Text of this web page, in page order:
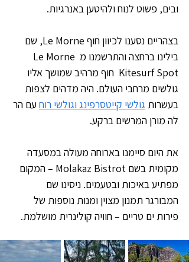
ובים, פשוט לנוח ולהיטען באנרגיות.
בצהריים נסענו לכיוון חוף Le Morne, שם
בילינו ברחצה והתרשמנו מ Le Morne
Kitesurf Spot  חוף מרהיב שמושך אליו
גולשים מרחבי העולם. היה מדהים לצפות
בעשרות גולשי קייטסרפינג וגולשי רוח עם הר
לה מורן המרשים ברקע.
את היום סיימנו בארוחה מעולה במסעדה
מקומית בשם Molakaz Bistrot – המקום
מפתיע באיכות ובטעמים. ניסינו שם
המבורגר תמנון מצוין ומנות נוספות של
פירות ים טריים – חוויה קולינרית מושלמת.